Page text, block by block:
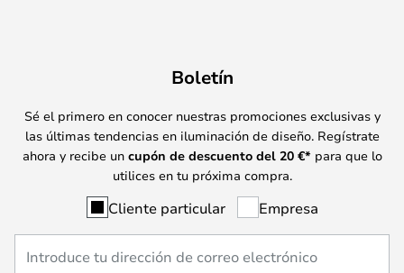
Boletín
Sé el primero en conocer nuestras promociones exclusivas y
las últimas tendencias en iluminación de diseño. Regístrate
ahora y recibe un cupón de descuento del 20 €* para que lo
utilices en tu próxima compra.
Cliente particular Empresa